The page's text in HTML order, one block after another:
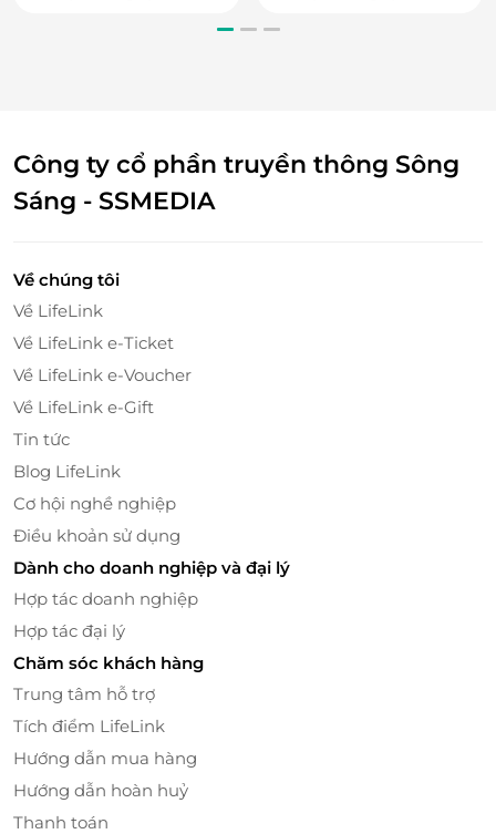
tắm dọc suối, khám phá thác Cổng Trời, khám phá
hệ sinh thái rừng nguyên sinh Ba Vì. Du khách có
thể thỏa sức tham gia các hoạt động vui chơi tại đây.
Cuộc hành trình tiếp tục đưa du khách lên Ngoạn
Sơn, tại đây bạn sẽ có cơ hội khám phá các địa điểm
hấp dẫn như: Bàn tay chữa lành, sân khấu thực cảnh,
tham quan khu vườn chủ đề, dạo quanh rừng
thông, hồ trên núi... Những du khách thích sự nhẹ
nhàng và thư giãn có thể thiền hoặc tập Yoga bên
bờ hồ Ngoạn Sơn, tìm sự tĩnh lặng cho tâm hồn.
Công ty cổ phần truyền thông Sông
Sáng - SSMEDIA
Về chúng tôi
Về LifeLink
Về LifeLink e-Ticket
Về LifeLink e-Voucher
Về LifeLink e-Gift
Tin tức
Blog LifeLink
Cơ hội nghề nghiệp
Điều khoản sử dụng
Dành cho doanh nghiệp và đại lý
Hợp tác doanh nghiệp
Hợp tác đại lý
Chăm sóc khách hàng
Trung tâm hỗ trợ
Tích điểm LifeLink
Hướng dẫn mua hàng
Hướng dẫn hoàn huỷ
Thanh toán